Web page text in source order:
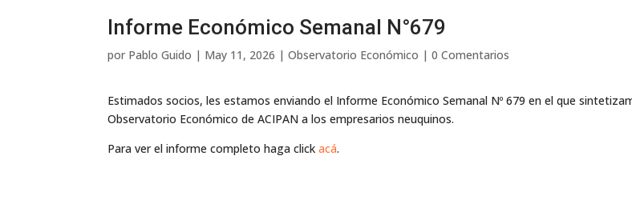
Informe Económico Semanal N°679
por Pablo Guido | May 11, 2026 |Observatorio Económico |0 Comentarios
Estimados socios, les estamos enviando el Informe Económico Semanal Nº 679 en el que
Observatorio Económico de ACIPAN a los empresarios neuquinos.
Para ver el informe completo haga clickacá.